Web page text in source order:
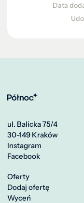
Data
ul. Balicka 75/4
30-149 Kraków
Instagram
Facebook
Oferty
Dodaj ofertę
Wyceń